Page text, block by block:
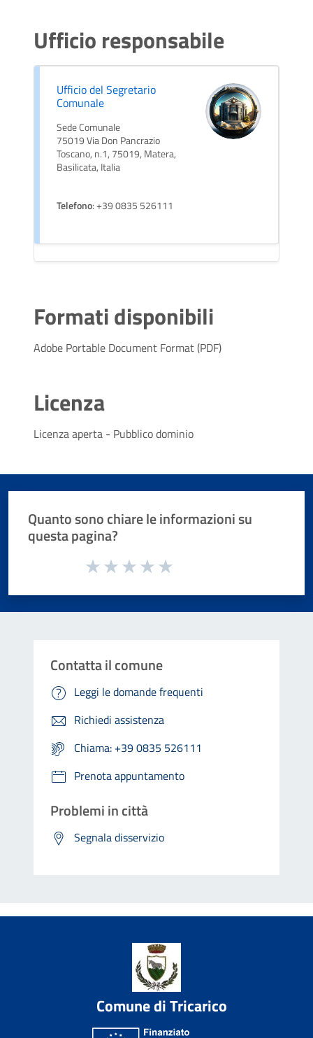
Ufficio responsabile
Ufficio del Segretario
Comunale
Sede Comunale
75019 Via Don Pancrazio
Toscano, n.1, 75019, Matera,
Basilicata, Italia
Telefono: +39 0835 526111
Formati disponibili
Adobe Portable Document Format (PDF)
Licenza
Licenza aperta - Pubblico dominio
Quanto sono chiare le informazioni su
questa pagina?
Valuta da 1 a 5 stelle la pagina
Contatta il comune
Leggi le domande frequenti
Richiedi assistenza
Chiama: +39 0835 526111
Prenota appuntamento
Problemi in città
Segnala disservizio
Comune di Tricarico